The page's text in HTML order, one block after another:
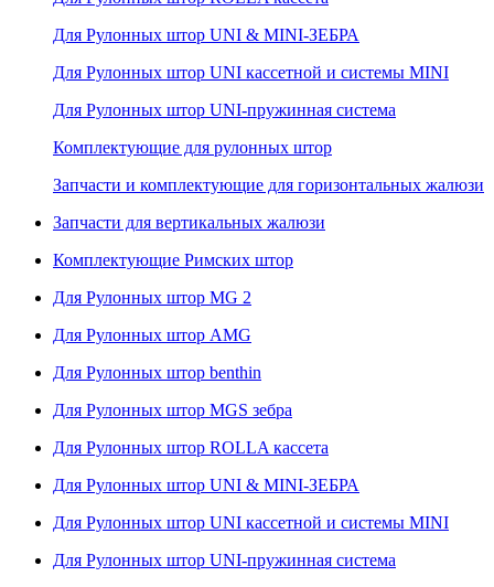
Для Рулонных штор UNI & MINI-ЗЕБРА
Для Рулонных штор UNI кассетной и системы MINI
Для Рулонных штор UNI-пружинная система
Комплектующие для рулонных штор
Запчасти и комплектующие для горизонтальных жалюзи
Запчасти для вертикальных жалюзи
Комплектующие Римских штор
Для Рулонных штор MG 2
Для Рулонных штор AMG
Для Рулонных штор benthin
Для Рулонных штор MGS зебра
Для Рулонных штор ROLLA кассета
Для Рулонных штор UNI & MINI-ЗЕБРА
Для Рулонных штор UNI кассетной и системы MINI
Для Рулонных штор UNI-пружинная система